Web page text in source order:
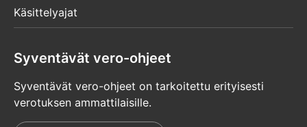
Käsittelyajat
Syventävät vero-ohjeet
Syventävät vero-ohjeet on tarkoitettu erityisesti
verotuksen ammattilaisille.